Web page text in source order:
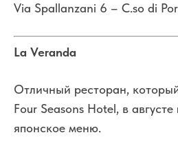
Via Spallanzani 6 – C.so di
La Veranda
Отличный ресторан,
Four Seasons Hotel, в
японское меню.